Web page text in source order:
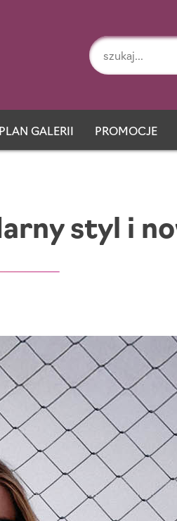
PLAN GALERII PROMOCJE
styl i